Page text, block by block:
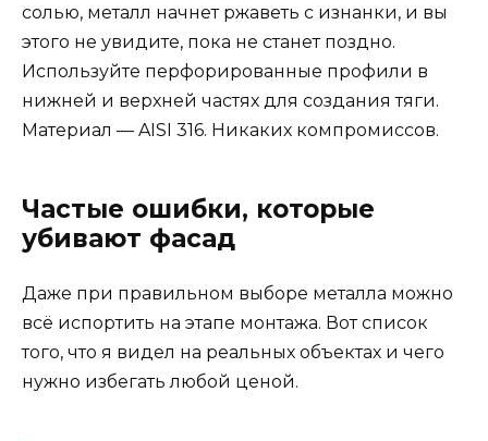
солью, металл начнет ржаветь с изнанки, и вы
этого не увидите, пока не станет поздно.
Используйте перфорированные профили в
нижней и верхней частях для создания тяги.
Материал — AISI 316. Никаких компромиссов.
Частые ошибки, которые
убивают фасад
Даже при правильном выборе металла можно
всё испортить на этапе монтажа. Вот список
того, что я видел на реальных объектах и чего
нужно избегать любой ценой.